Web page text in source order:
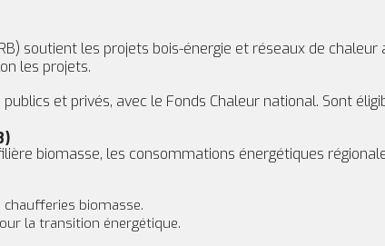
soutient les projets bois-énergie et réseaux de
les projets.
publics et privés, avec le Fonds Chaleur national. Sont
biomasse, les consommations énergétiques
chaufferies biomasse.
la transition énergétique.